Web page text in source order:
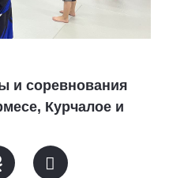
и соревнования
Курчалое и